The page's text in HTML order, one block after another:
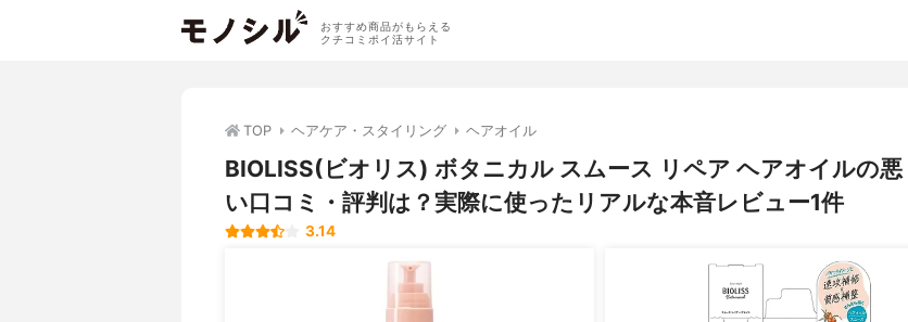
おすすめ商品がもらえる
クチコミポイ活サイト
TOP ヘアケア・スタイリング ヘアオイル
BIOLISS(ビオリス) ボタニカル スムース リペア ヘアオイルの悪
い口コミ・評判は？実際に使ったリアルな本音レビュー1件
3.14